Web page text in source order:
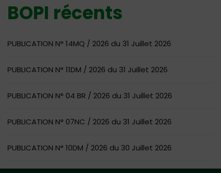
BOPI récents
PUBLICATION N° 14MQ / 2026 du 31 Juillet 2026
PUBLICATION N° 11DM / 2026 du 31 Juillet 2026
PUBLICATION N° 04 BR / 2026 du 31 Juillet 2026
PUBLICATION N° 07NC / 2026 du 31 Juillet 2026
PUBLICATION N° 10DM / 2026 du 30 Juillet 2026